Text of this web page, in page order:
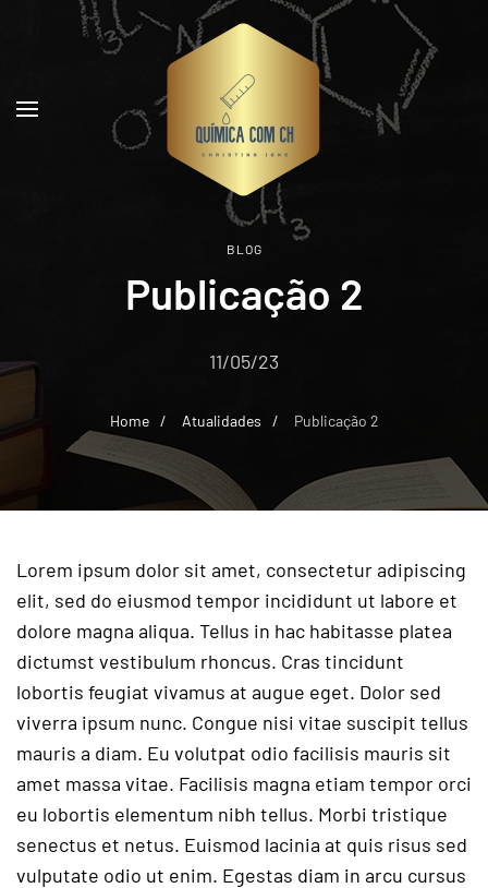
Skip to main content
BLOG
Publicação 2
11/05/23
Home Atualidades Publicação 2
Lorem ipsum dolor sit amet, consectetur adipiscing
elit, sed do eiusmod tempor incididunt ut labore et
dolore magna aliqua. Tellus in hac habitasse platea
dictumst vestibulum rhoncus. Cras tincidunt
lobortis feugiat vivamus at augue eget. Dolor sed
viverra ipsum nunc. Congue nisi vitae suscipit tellus
mauris a diam. Eu volutpat odio facilisis mauris sit
amet massa vitae. Facilisis magna etiam tempor orci
eu lobortis elementum nibh tellus. Morbi tristique
senectus et netus. Euismod lacinia at quis risus sed
vulputate odio ut enim. Egestas diam in arcu cursus